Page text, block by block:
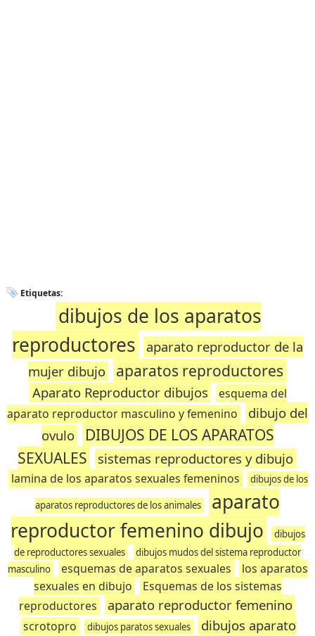
Etiquetas:
dibujos de los aparatos
reproductores
aparato reproductor de la
mujer dibujo
aparatos reproductores
Aparato Reproductor dibujos
esquema del
aparato reproductor masculino y femenino
dibujo del
ovulo
DIBUJOS DE LOS APARATOS
SEXUALES
sistemas reproductores y dibujo
lamina de los aparatos sexuales femeninos dibujos de los
aparatos reproductores de los animales
aparato
reproductor femenino dibujo
dibujos
de reproductores sexuales
dibujos mudos del sistema reproductor
masculino
esquemas de aparatos sexuales
los aparatos
sexuales en dibujo
Esquemas de los sistemas
reproductores
aparato reproductor femenino
scrotopro dibujos paratos sexuales
dibujos aparato